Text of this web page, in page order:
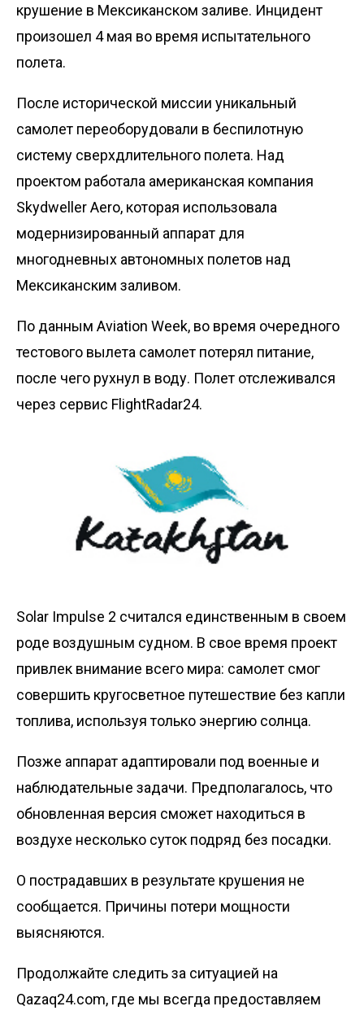
крушение в Мексиканском заливе. Инцидент
произошел 4 мая во время испытательного
полета.
После исторической миссии уникальный
самолет переоборудовали в беспилотную
систему сверхдлительного полета. Над
проектом работала американская компания
Skydweller Aero, которая использовала
модернизированный аппарат для
многодневных автономных полетов над
Мексиканским заливом.
По данным Aviation Week, во время очередного
тестового вылета самолет потерял питание,
после чего рухнул в воду. Полет отслеживался
через сервис FlightRadar24.
Solar Impulse 2 считался единственным в своем
роде воздушным судном. В свое время проект
привлек внимание всего мира: самолет смог
совершить кругосветное путешествие без капли
топлива, используя только энергию солнца.
Позже аппарат адаптировали под военные и
наблюдательные задачи. Предполагалось, что
обновленная версия сможет находиться в
воздухе несколько суток подряд без посадки.
О пострадавших в результате крушения не
сообщается. Причины потери мощности
выясняются.
Продолжайте следить за ситуацией на
Qazaq24.com, где мы всегда предоставляем